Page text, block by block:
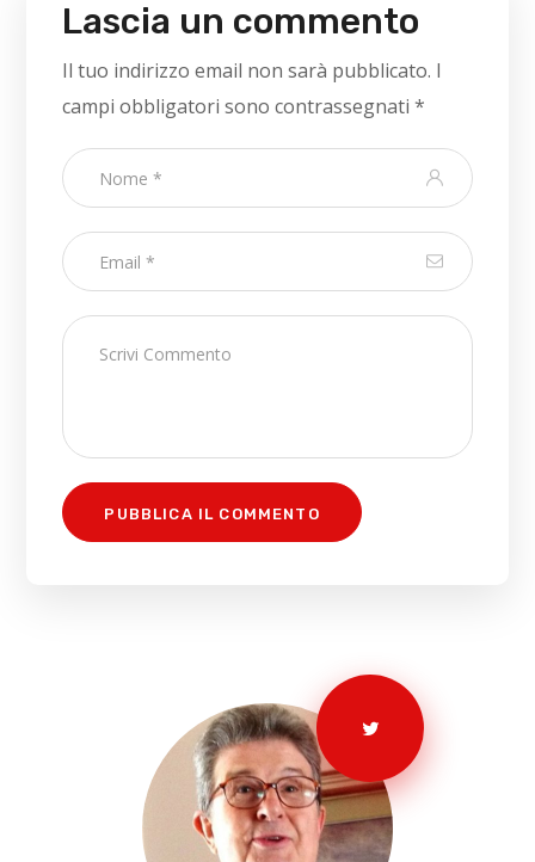
Lascia un commento
Il tuo indirizzo email non sarà pubblicato. I
campi obbligatori sono contrassegnati*